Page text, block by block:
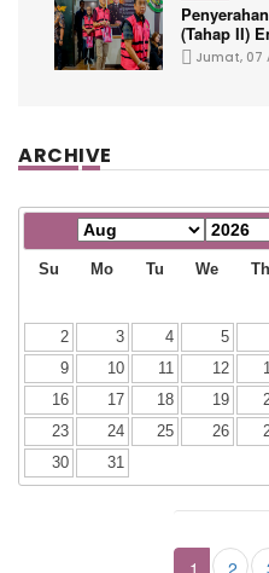
(Tahap II)
Perkara
Jumat, 07
ARCHIVE
Su Mo Tu We Th
2
3 4 5
9
10 11 12
16
17 18 19
23
24 25 26
30
31